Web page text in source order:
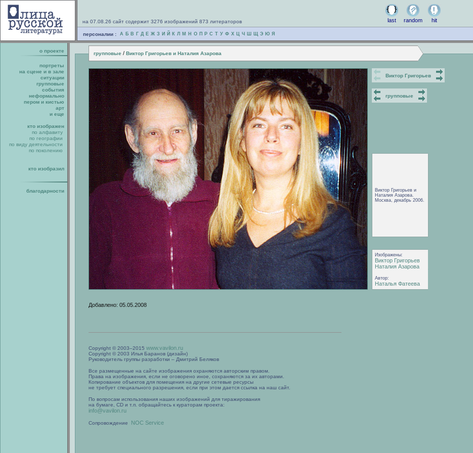
на 07.08.26 сайт содержит 3276 изображений 873 литераторов last random hit
персоналии : А Б В Г Д Е Ж З И Й К Л М Н О П Р С Т У Ф Х Ц Ч Ш Щ Э Ю Я
о проекте групповые / Виктор Григорьев и Наталия Азарова
портреты
на сцене и в зале
ситуации
групповые
события
неформально
пером и кистью
арт
и еще
кто изображен
по алфавиту
по географии
по виду деятельности
по поколению
кто изобразил
благодарности
Виктор Григорьев
групповые
Виктор Григорьев и
Наталия Азарова.
Москва, декабрь 2006.
Изображены:
Виктор Григорьев
Наталия Азарова
Автор:
Наталья Фатеева
Добавлено: 05.05.2008
Copyright © 2003–2015 www.vavilon.ru
Copyright © 2003 Илья Баранов (дизайн)
Руководитель группы разработки – Дмитрий Беляков
Все размещенные на сайте изображения охраняются авторским правом.
Права на изображения, если не оговорено иное, сохраняются за их авторами.
Копирование объектов для помещения на другие сетевые ресурсы
не требует специального разрешения, если при этом дается ссылка на наш сайт.
По вопросам использования наших изображений для тиражирования
на бумаге, CD и т.п. обращайтесь к кураторам проекта:
info@vavilon.ru
Сопровождение NOC Service